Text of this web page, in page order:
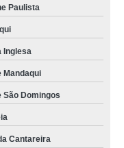
Paulista
Inglesa
Mandaqui
São Domingos
Cantareira